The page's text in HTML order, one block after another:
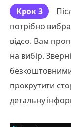
Крок 3
потрібно
відео. Вам
на вибір.
прокрутити
детальну